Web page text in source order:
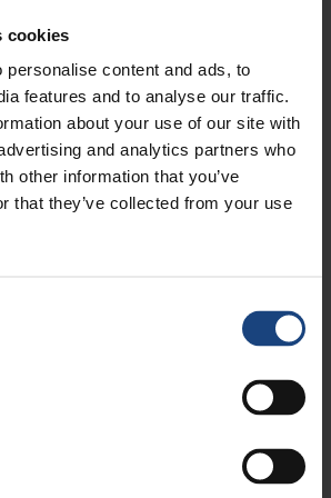
cookies
personalise content and ads, to
features and to analyse our traffic.
about your use of our site with
and analytics partners who
other information that you’ve
that they’ve collected from your use
для
Изготовление наковальни
для пресса горячей ковки
Капитальное техническое